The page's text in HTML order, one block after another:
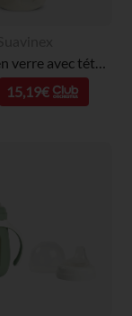
Biberon en verre avec tétine physiologique SX Pro M 240 ml Wonderland lapins roses
15,19€